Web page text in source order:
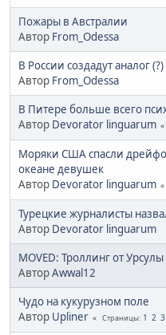
Пожары в Австралии
Автор From_Odessa
В России создадут аналог
Автор From_Odessa
В Питере больше всего
Автор Devorator linguarum
Моряки США спасли
океане девушек
Автор Devorator linguarum
Турецкие журналисты
Автор Devorator linguarum
MOVED: Троллинг от
АвторAwwal12
Чудо на кукурузном поле
Автор Upliner Страницы 1 2 3